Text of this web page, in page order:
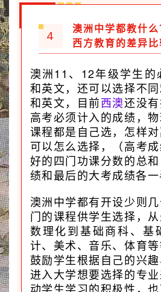
4
澳洲中学都教什
西方教育的差异比
澳洲11、12年级学生的
和英文，还可以选择不
和英文，目前西澳还没
高考必须计入的成绩，
课程都是自己选，怎样
可以怎么选择，（高考
好的四门功课分数的总
绩和最后的大考成绩各一
澳洲中学都有开设少则
门的课程供学生选择，从
数理化到基础商科、基
计、美术、音乐、体育等
鼓励学生根据自己的兴
进入大学想要选择的专
动学生学习的积极性，